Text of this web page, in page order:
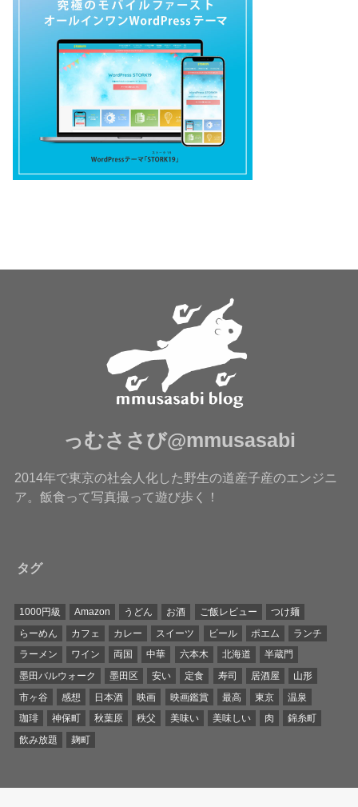
っむささび@mmusasabi
2014年で東京の社会人化した野生の道産子産のエンジニ
ア。飯食って写真撮って遊び歩く！
タグ
1000円級 Amazon うどん お酒 ご飯レビュー
つけ麺
らーめん
カフェ カレー スイーツ ビール ポエム
ランチ
ラーメン
ワイン 両国 中華 六本木 北海道
半蔵門
墨田バルウォーク
墨田区 安い 定食 寿司 居酒屋
山形
市ヶ谷
感想 日本酒 映画 映画鑑賞 最高 東京
温泉
珈琲
神保町 秋葉原 秩父 美味い 美味しい 肉
錦糸町
飲み放題
麹町